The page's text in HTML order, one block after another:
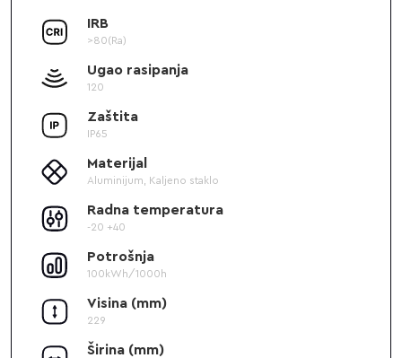
IRB
>80(Ra)
Ugao rasipanja
120
Zaštita
IP65
Materijal
Aluminijum, Kaljeno staklo
Radna temperatura
-20 +40
Potrošnja
100kWh/1000h
Visina (mm)
229
Širina (mm)